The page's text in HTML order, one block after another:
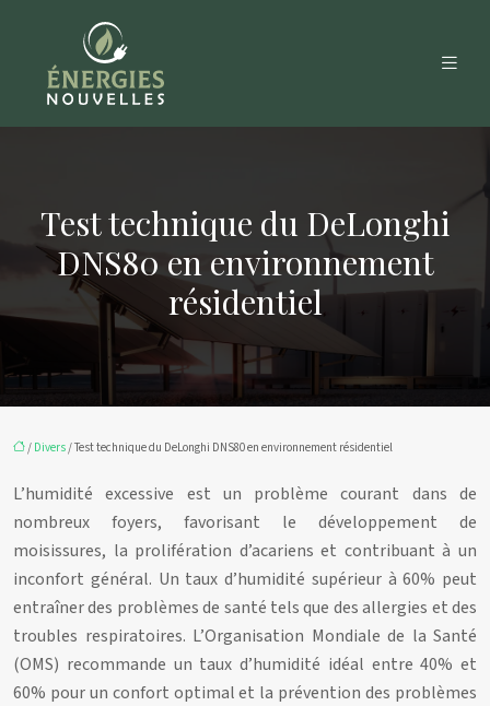
Test technique du DeLonghi
DNS80 en environnement
résidentiel
/ Divers/ Test technique du DeLonghi DNS80 en environnement résidentiel
L’humidité excessive est un problème courant dans de
nombreux foyers, favorisant le développement de
moisissures, la prolifération d’acariens et contribuant à un
inconfort général. Un taux d’humidité supérieur à 60% peut
entraîner des problèmes de santé tels que des allergies et des
troubles respiratoires. L’Organisation Mondiale de la Santé
(OMS) recommande un taux d’humidité idéal entre 40% et
60% pour un confort optimal et la prévention des problèmes